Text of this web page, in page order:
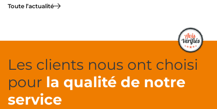
Toute l’actualité
Les clients nous ont choisi
pour la qualité de notre
service